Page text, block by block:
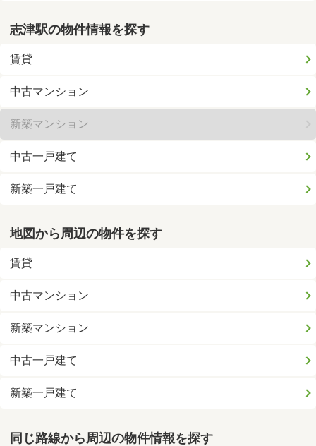
志津駅の物件情報を探す
賃貸
中古マンション
新築マンション
中古一戸建て
新築一戸建て
地図から周辺の物件を探す
賃貸
中古マンション
新築マンション
中古一戸建て
新築一戸建て
同じ路線から周辺の物件情報を探す